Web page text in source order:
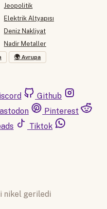
Jeopolitik
Elektrik Altyapısı
Deniz Nakliyat
Nadir Metaller
🌍 Avrupa
Github
Pinterest
Tiktok
nikel geriledi